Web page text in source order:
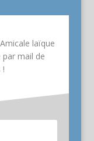
laïque
mail de
!